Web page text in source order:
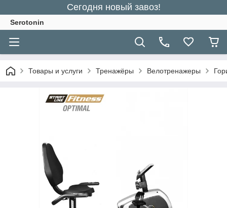
Сегодня новый завоз!
Serotonin
Товары и услуги Тренажёры Велотренажеры